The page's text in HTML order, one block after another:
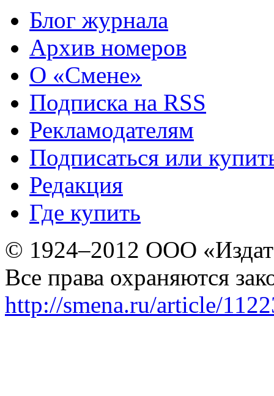
Блог журнала
Архив номеров
О «Смене»
Подписка на RSS
Рекламодателям
Подписаться или
Редакция
Где купить
© 1924–2012 ООО
Все права охраняются
http://smena.ru/article/